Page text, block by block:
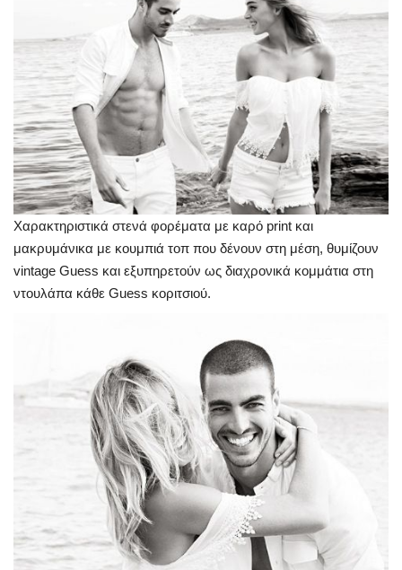
Χαρακτηριστικά στενά φορέματα με καρό print και
μακρυμάνικα με κουμπιά τοπ που δένουν στη μέση, θυμίζουν
vintage Guess και εξυπηρετούν ως διαχρονικά κομμάτια στη
ντουλάπα κάθε Guess κοριτσιού.